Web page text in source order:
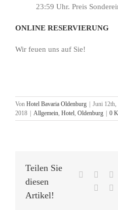
23:59 Uhr. Preis
ONLINE RESERVIERUNG
Wir feuen uns auf Sie!
Von Hotel Bavaria Oldenburg
Juni 12th,
2018
Allgemein, Hotel, Oldenburg 0
Teilen Sie
diesen
Artikel!
Facebook
Tumblr